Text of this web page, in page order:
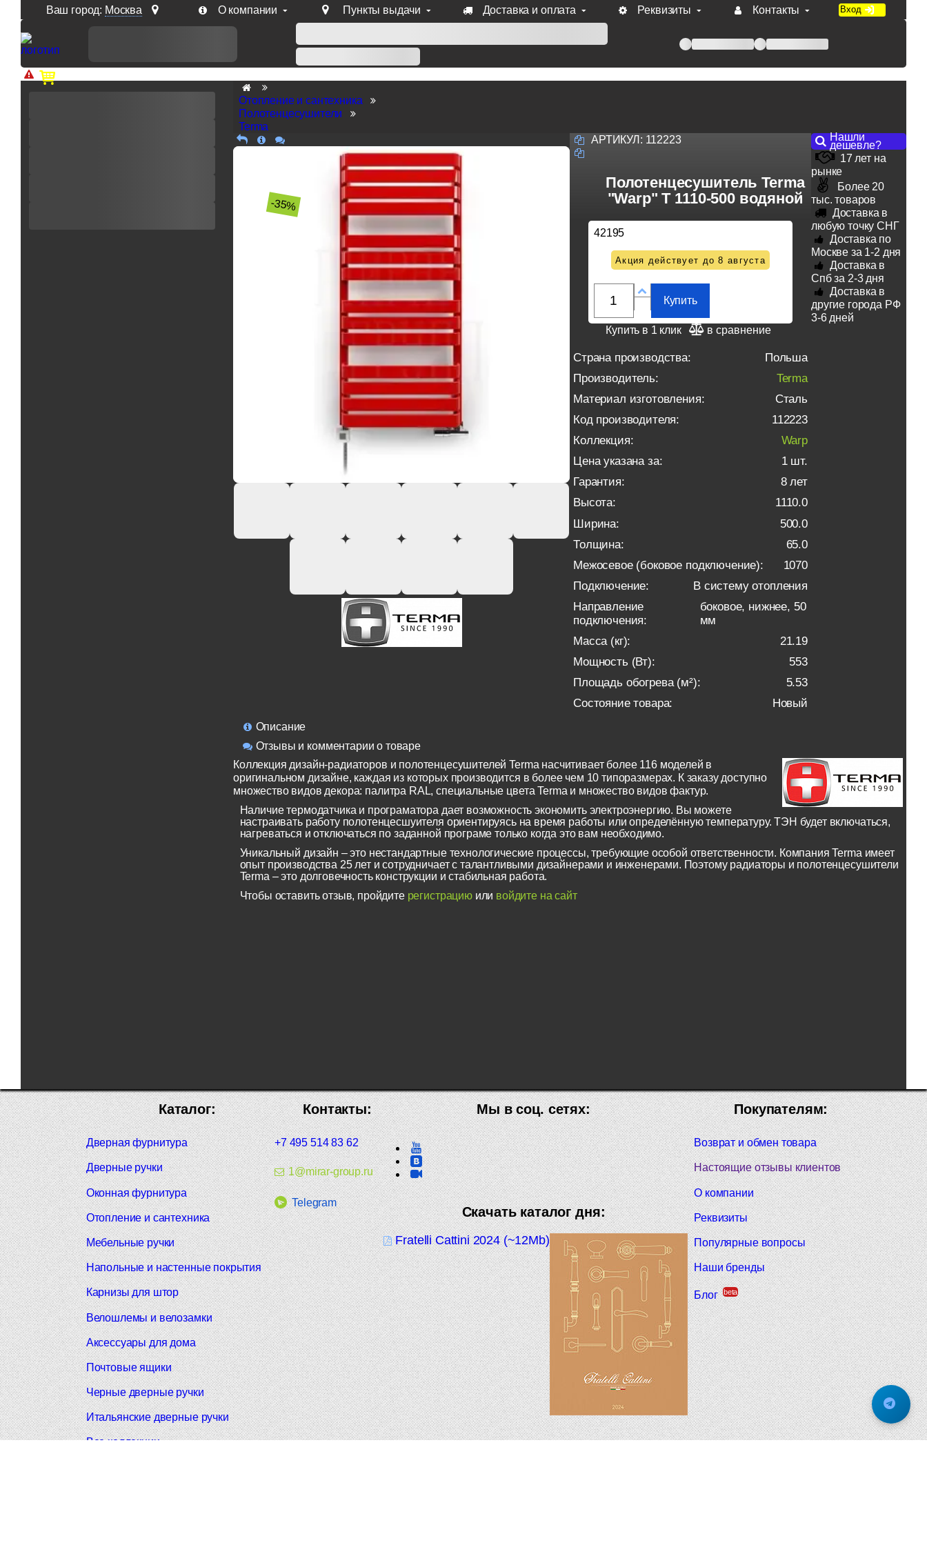
Ваш город: Москва О компании Пункты выдачи Доставка и оплата Реквизиты Контакты Вход
Доп. скидка от цен на сайте 7% при заказе от 50 тыс. руб продукции Venezia, Fratelli, Tupai, Extreza, Melodia, Forme при оплате по счету.
Отопление и сантехника
Полотенцесушители
Terma
-35%
АРТИКУЛ: 112223
Полотенцесушитель Terma
"Warp" T 1110-500 водяной
42195
Акция действует до 8 августа
Купить
Купить в 1 клик в сравнение
Страна производства:
Польша
Производитель:
Terma
Материал изготовления:
Сталь
Код производителя:
112223
Коллекция:
Warp
Цена указана за:
1 шт.
Гарантия:
8 лет
Высота:
1110.0
Ширина:
500.0
Толщина:
65.0
Межосевое (боковое подключение):
1070
Подключение:
В систему отопления
Направление
подключения:
боковое, нижнее, 50
мм
Масса (кг):
21.19
Мощность (Вт):
553
Площадь обогрева (м²):
5.53
Состояние товара:
Новый
Нашли
дешевле?
17 лет на
рынке
Более 20
тыс. товаров
Доставка в
любую точку СНГ
Доставка по
Москве за 1-2 дня
Доставка в
Спб за 2-3 дня
Доставка в
другие города РФ
3-6 дней
Описание
Отзывы и комментарии о товаре
Коллекция дизайн-радиаторов и полотенцесушителей Terma насчитивает более 116 моделей в
оригинальном дизайне, каждая из которых производится в более чем 10 типоразмерах. К заказу доступно
множество видов декора: палитра RAL, специальные цвета Terma и множество видов фактур.
Наличие термодатчика и програматора дает возможность экономить электроэнергию. Вы можете
настраивать работу полотенцесшуителя ориентируясь на время работы или определённую температуру. ТЭН будет включаться,
нагреваться и отключаться по заданной програме только когда это вам необходимо.
Уникальный дизайн – это нестандартные технологические процессы, требующие особой ответственности. Компания Terma имеет
опыт производства 25 лет и сотрудничает с талантливыми дизайнерами и инженерами. Поэтому радиаторы и полотенцесушители
Terma – это долговечность конструкции и стабильная работа.
Чтобы оставить отзыв, пройдите регистрациюили войдите на сайт
Покупателям:
Возврат и обмен товара
Настоящие отзывы клиентов
О компании
Реквизиты
Популярные вопросы
Наши бренды
Блог beta
Мы в соц. сетях:
Скачать каталог дня:
Fratelli Cattini 2024 (~12Mb)
Контакты:
+7 495 514 83 62
1@mirar-group.ru
Telegram
Каталог:
Дверная фурнитура
Дверные ручки
Оконная фурнитура
Отопление и сантехника
Мебельные ручки
Напольные и настенные покрытия
Карнизы для штор
Велошлемы и велозамки
Аксессуары для дома
Почтовые ящики
Черные дверные ручки
Итальянские дверные ручки
Все коллекции